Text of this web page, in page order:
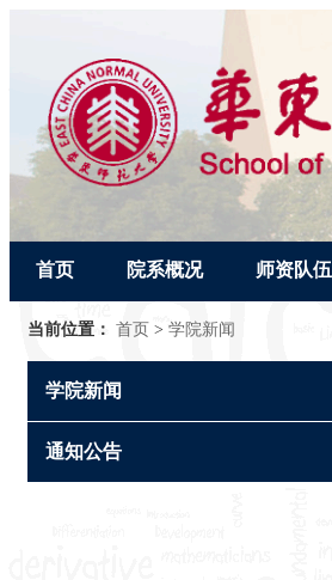
首页 院系概况 师资队伍
当前位置： 首页 > 学院新闻
学院新闻
通知公告